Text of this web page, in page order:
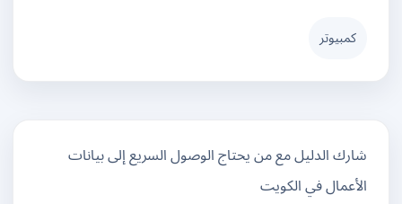
كمبيوتر
شارك الدليل مع من يحتاج الوصول السريع إلى بيانات
الأعمال في الكويت